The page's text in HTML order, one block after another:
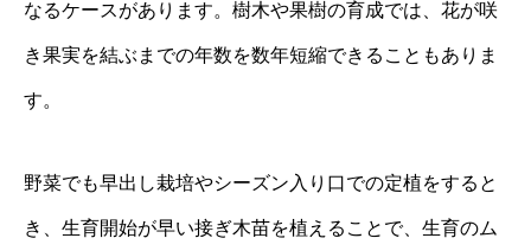
なるケースがあります。樹木や果樹の育成では、花が咲
き果実を結ぶまでの年数を数年短縮できることもありま
す。
野菜でも早出し栽培やシーズン入り口での定植をすると
き、生育開始が早い接ぎ木苗を植えることで、生育のム